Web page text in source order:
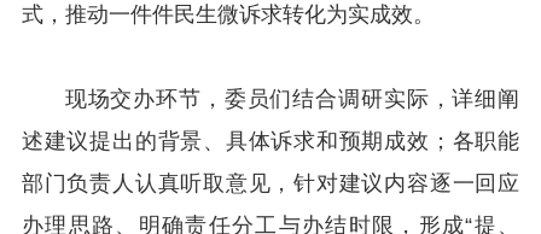
式，推动一件件民生微诉求转化为实成效。
现场交办环节，委员们结合调研实际，详细阐
述建议提出的背景、具体诉求和预期成效；各职能
部门负责人认真听取意见，针对建议内容逐一回应
办理思路、明确责任分工与办结时限，形成“提、